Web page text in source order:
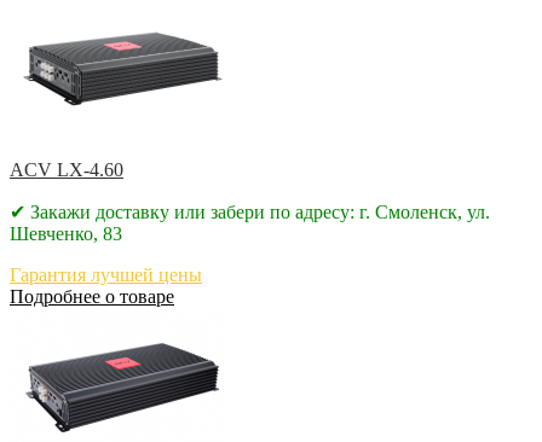
ACV LX-4.60
✔ Закажи доставку или забери по адресу: г. Смоленск, ул.
Шевченко, 83
Гарантия лучшей цены
Подробнее о товаре